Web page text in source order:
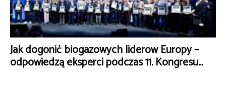
Jak dogonić biogazowych liderów Europy –
odpowiedzą eksperci podczas 11. Kongresu...